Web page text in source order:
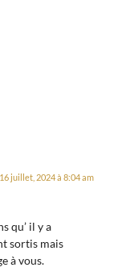
16 juillet, 2024 à 8:04 am
qu’ il y a
sortis mais
à vous.